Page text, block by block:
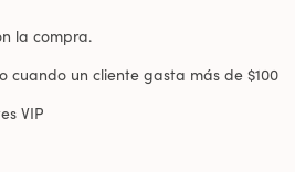
la compra.
cuando un cliente gasta más de $100
VIP